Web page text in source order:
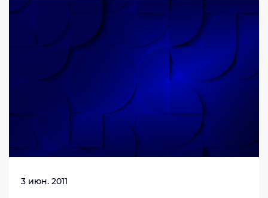
НОВОСТИ КОМПАНИИ
3 июн. 2011